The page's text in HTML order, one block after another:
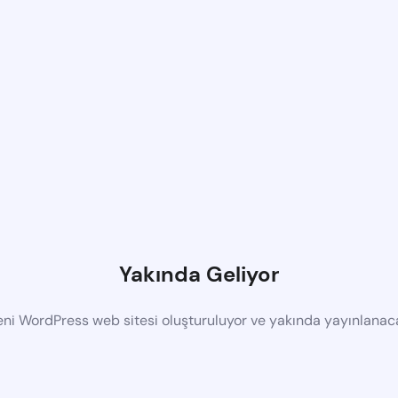
Yakında Geliyor
WordPress web sitesi oluşturuluyor ve yakında